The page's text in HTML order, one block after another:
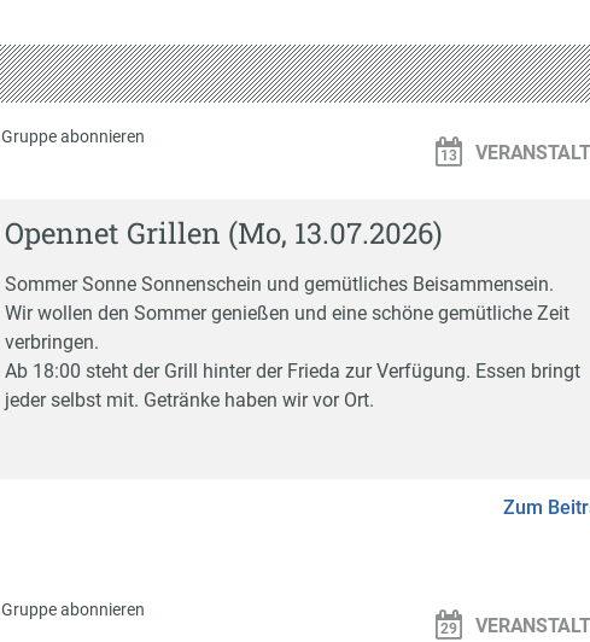
Gruppe abonnieren
Opennet Grillen (Mo, 13.07.2026)
Sommer Sonne Sonnenschein und gemütliches Beisammensein.
Wir wollen den Sommer genießen und eine schöne gemütliche Zeit
verbringen.
Ab 18:00 steht der Grill hinter der Frieda zur Verfügung. Essen bringt
jeder selbst mit. Getränke haben wir vor Ort.
Zum
Gruppe abonnieren